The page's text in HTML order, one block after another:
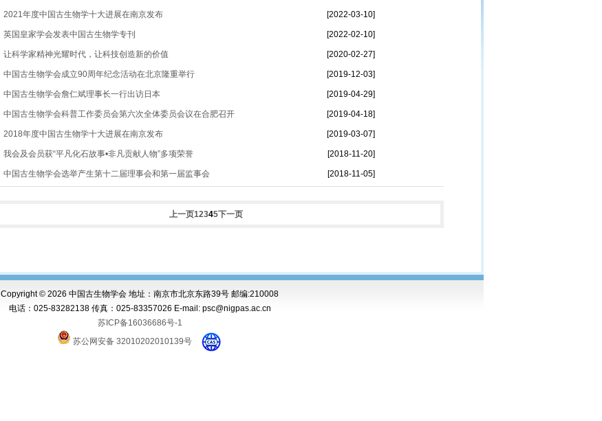
2021年度中国古生物学十大进展在南京发布 [2022-03-10]
英国皇家学会发表中国古生物学专刊 [2022-02-10]
让科学家精神光耀时代，让科技创造新的价值 [2020-02-27]
中国古生物学会成立90周年纪念活动在北京隆重举行 [2019-12-03]
中国古生物学会詹仁斌理事长一行出访日本 [2019-04-29]
中国古生物学会科普工作委员会第六次全体委员会议在合肥召开 [2019-04-18]
2018年度中国古生物学十大进展在南京发布 [2019-03-07]
我会及会员获“平凡化石故事•非凡贡献人物”多项荣誉 [2018-11-20]
中国古生物学会选举产生第十二届理事会和第一届监事会 [2018-11-05]
上一页12345下一页
Copyright © 2026 中国古生物学会 地址：南京市北京东路39号 邮编:210008
电话：025-83282138 传真：025-83357026 E-mail: psc@nigpas.ac.cn
苏ICP备16036686号-1
苏公网安备 32010202010139号